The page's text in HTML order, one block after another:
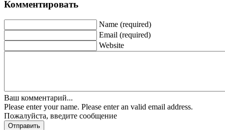
Комментировать
Name (required)
Email (required)
Website
Ваш комментарий...
Please enter your name. Please enter an valid email address.
Пожалуйста, введите сообщение
Отправить